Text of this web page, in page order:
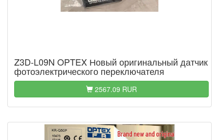
Z3D-L09N OPTEX Новый оригинальный датчик
фотоэлектрического переключателя
2567.09 RUR